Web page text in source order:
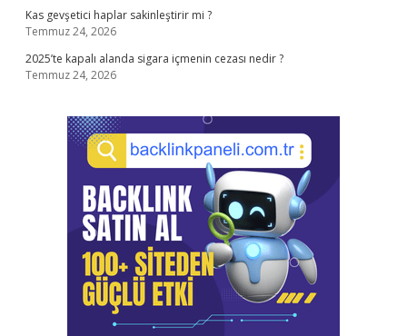
Kas gevşetici haplar sakinleştirir mi ?
Temmuz 24, 2026
2025’te kapalı alanda sigara içmenin cezası nedir ?
Temmuz 24, 2026